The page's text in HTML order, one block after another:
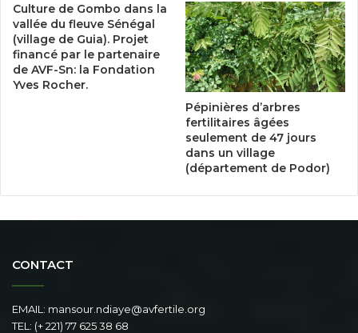
Culture de Gombo dans la
vallée du fleuve Sénégal
(village de Guia). Projet
financé par le partenaire
de AVF-Sn: la Fondation
Yves Rocher.
Pépinières d’arbres
fertilitaires âgées
seulement de 47 jours
dans un village
(département de Podor)
CONTACT
EMAIL: mansour.ndiaye@avfertile.org
TEL: (+ 221) 77 625 38 68